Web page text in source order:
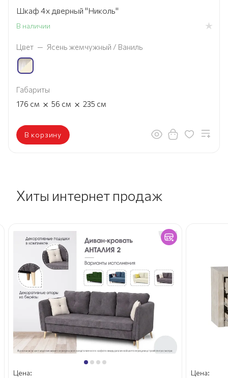
Шкаф 4х дверный "Николь"
В наличии
Цвет — Ясень жемчужный / Ваниль
Габариты
176 см × 56 см × 235 см
В корзину
Хиты интернет продаж
Цена: Цена: